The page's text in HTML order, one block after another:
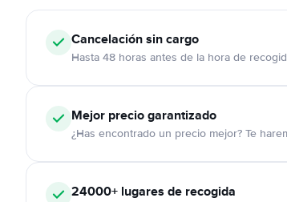
Cancelaciónsin cargo
Hasta 48 horas antes de la hora de
Mejor precio garantizado
¿Has encontrado un precio mejor? Te
24000+ lugares de recogida